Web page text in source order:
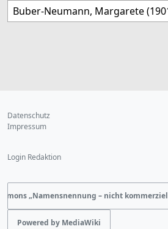
Datenschutz
Impressum
Login Redaktion
„Namensnennung – nicht
Powered by MediaWiki